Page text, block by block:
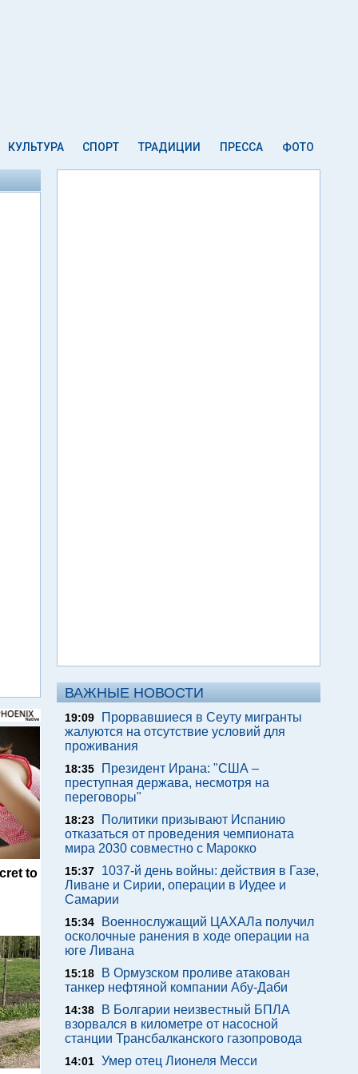
КУЛЬТУРА СПОРТ ТРАДИЦИИ ПРЕССА ФОТО
to
ВАЖНЫЕ НОВОСТИ
19:09
Прорвавшиеся в Сеуту мигранты
жалуются на отсутствие условий для
проживания
18:35
Президент Ирана: "США –
преступная держава, несмотря на
переговоры"
18:23
Политики призывают Испанию
отказаться от проведения чемпионата
мира 2030 совместно с Марокко
15:37
1037-й день войны: действия в Газе,
Ливане и Сирии, операции в Иудее и
Самарии
15:34
Военнослужащий ЦАХАЛа получил
осколочные ранения в ходе операции на
юге Ливана
15:18
В Ормузском проливе атакован
танкер нефтяной компании Абу-Даби
14:38
В Болгарии неизвестный БПЛА
взорвался в километре от насосной
станции Трансбалканского газопровода
14:01 Умер отец Лионеля Месси